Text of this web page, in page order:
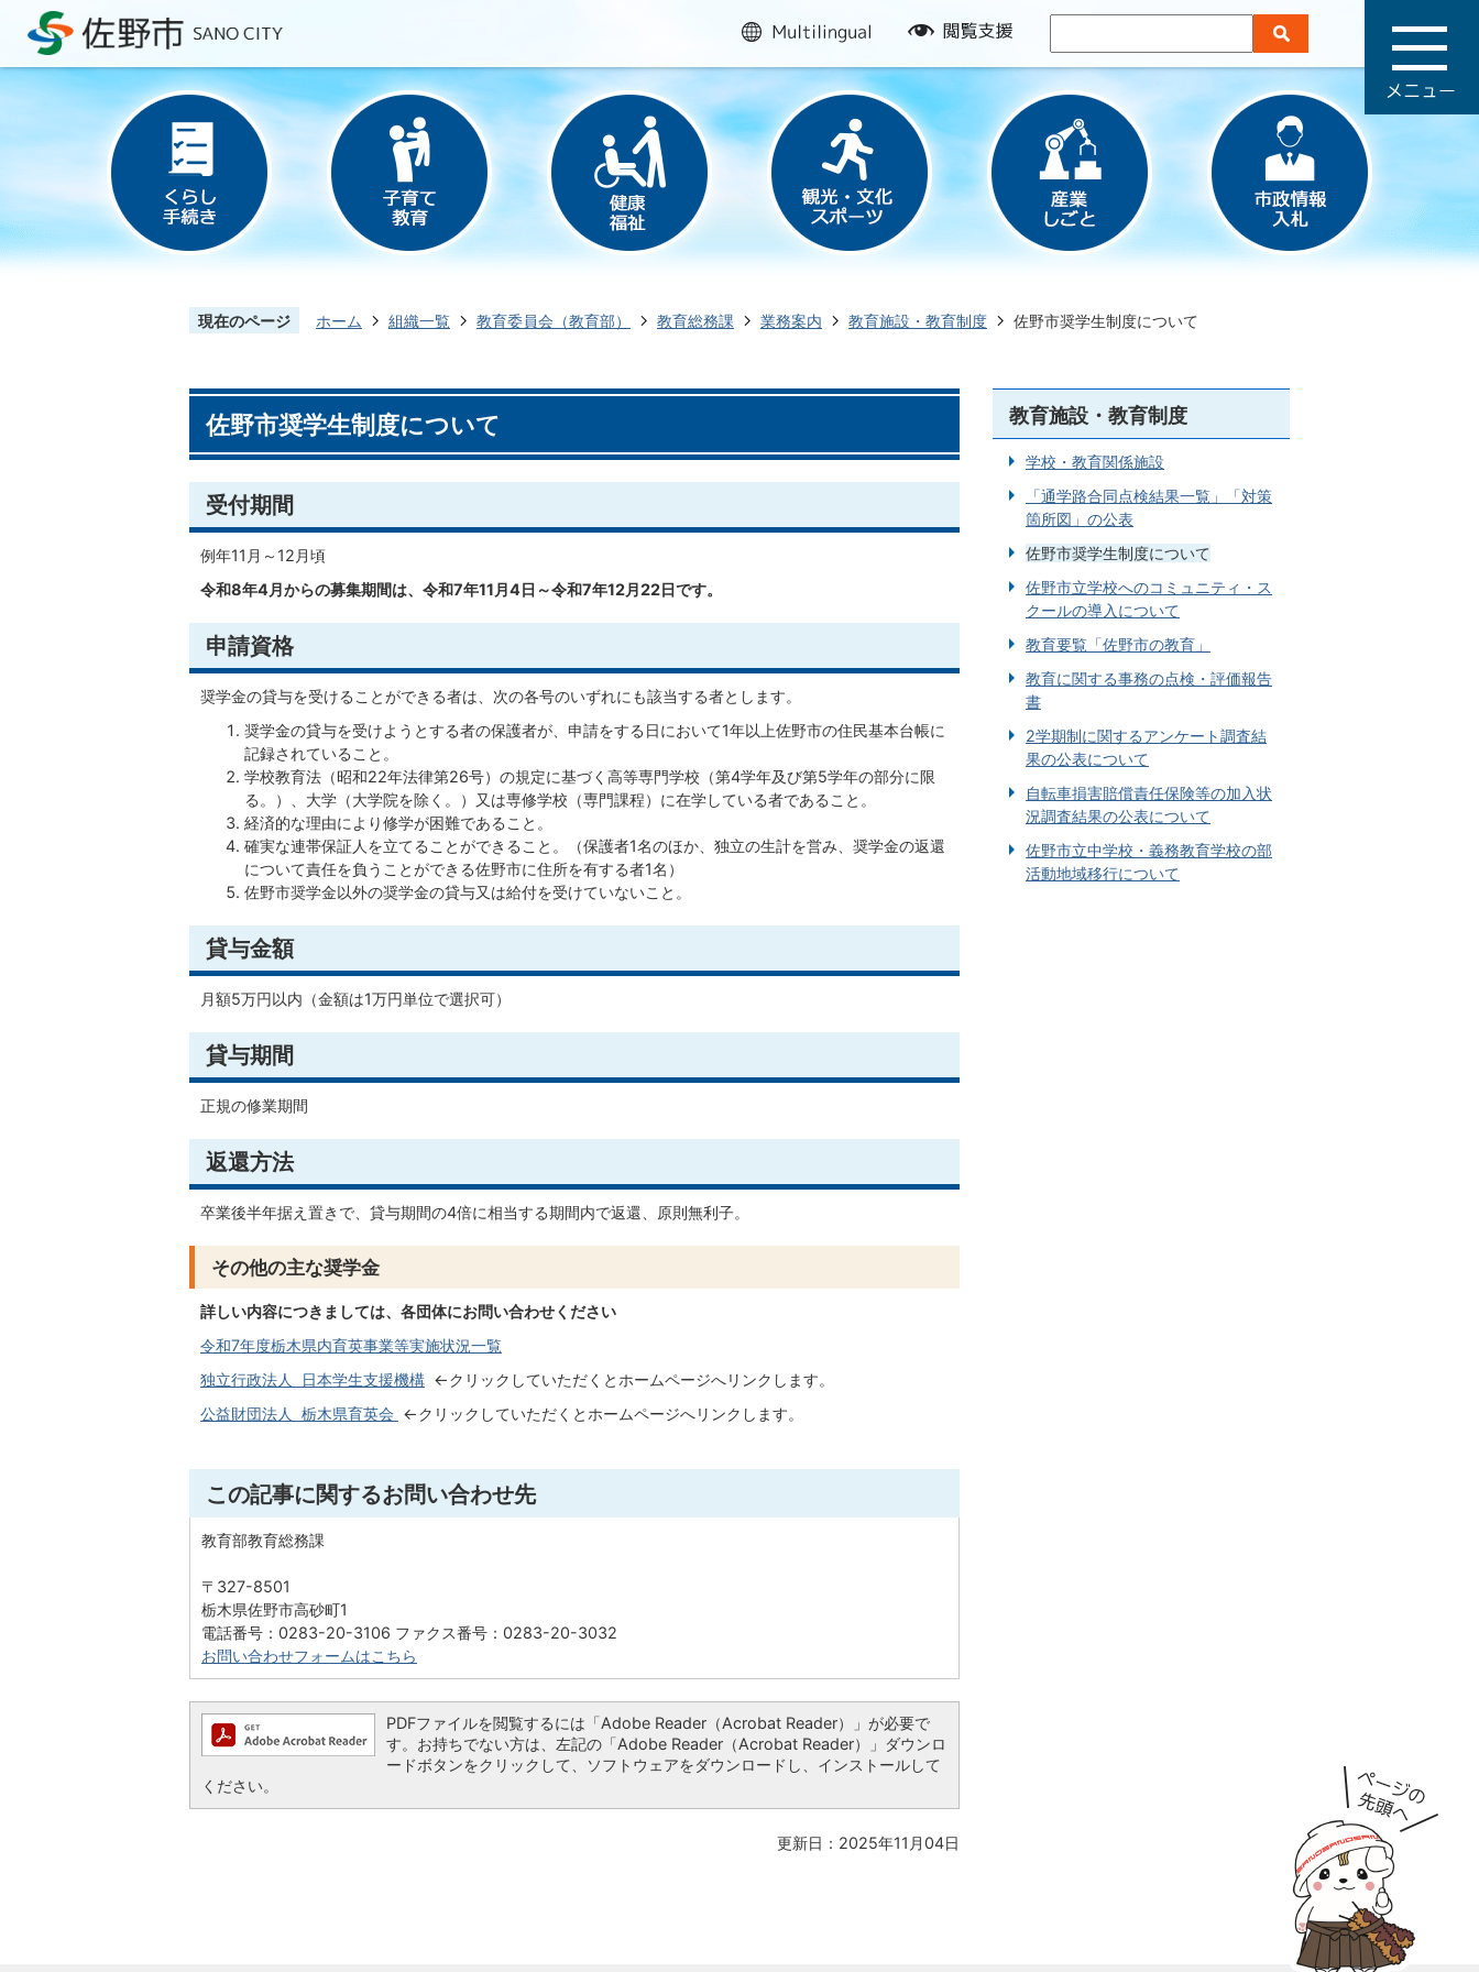
multilingual
閲
援
現在のページ ホーム 組織一覧 教育委員会（教育部） 教育総務課 業務案内 教育施設・教育制度 佐野市奨学生制度について
佐野市奨学生制度について
受付期間
例年11月～12月頃
令和8年4月からの募集期間は、令和7年11月4日～令和7年12月22日です。
申請資格
奨学金の貸与を受けることができる者は、次の各号のいずれにも該当する者とします。
奨学金の貸与を受けようとする者の保護者が、申請をする日において1年以上佐野市の住民基本台帳に
記録されていること。
学校教育法（昭和22年法律第26号）の規定に基づく高等専門学校（第4学年及び第5学年の部分に限
る。）、大学（大学院を除く。）又は専修学校（専門課程）に在学している者であること。
経済的な理由により修学が困難であること。
確実な連帯保証人を立てることができること。（保護者1名のほか、独立の生計を営み、奨学金の返還
について責任を負うことができる佐野市に住所を有する者1名）
佐野市奨学金以外の奨学金の貸与又は給付を受けていないこと。
貸与金額
月額5万円以内（金額は1万円単位で選択可）
貸与期間
正規の修業期間
返還方法
卒業後半年据え置きで、貸与期間の4倍に相当する期間内で返還、原則無利子。
その他の主な奨学金
詳しい内容につきましては、各団体にお問い合わせください
令和7年度栃木県内育英事業等実施状況一覧
独立行政法人 日本学生支援機構 ←クリックしていただくとホームページへリンクします。
公益財団法人 栃木県育英会 ←クリックしていただくとホームページへリンクします。
この記事に関するお問い合わせ先
教育部教育総務課
〒327-8501
栃木県佐野市高砂町1
電話番号：0283-20-3106 ファクス番号：0283-20-3032
お問い合わせフォームはこちら
PDFファイルを閲覧するには「Adobe Reader（Acrobat Reader）」が必要で
す。お持ちでない方は、左記の「Adobe Reader（Acrobat Reader）」ダウンロ
ードボタンをクリックして、ソフトウェアをダウンロードし、インストールして
ください。
更新日：2025年11月04日
教育施設・教育制度
学校・教育関係施設
「通学路合同点検結果一覧」「対策
箇所図」の公表
佐野市奨学生制度について
佐野市立学校へのコミュニティ・ス
クールの導入について
教育要覧「佐野市の教育」
教育に関する事務の点検・評価報告
書
2学期制に関するアンケート調査結
果の公表について
自転車損害賠償責任保険等の加入状
況調査結果の公表について
佐野市立中学校・義務教育学校の部
活動地域移行について